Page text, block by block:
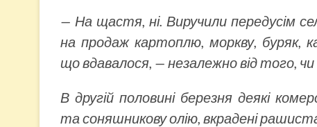
— На щастя, ні. Виручили передусім
на продаж картоплю, моркву, буряк,
що вдавалося, — незалежно від того,
В другій половині березня деякі
та соняшникову олію, вкрадені